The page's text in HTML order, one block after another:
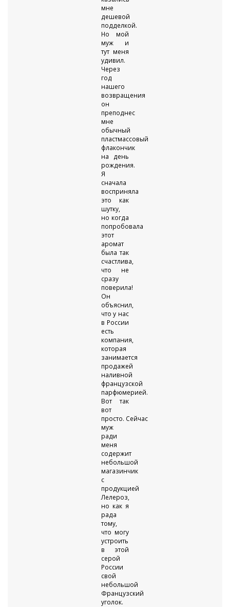
мне
дешевой
подделкой.
Но мой
муж и
тут меня
удивил.
Через
год
нашего
возвращения
он
преподнес
мне
обычный
пластмассовый
флакончик
на день
рождения.
Я
сначала
восприняла
это как
шутку,
но когда
попробовала
этот
аромат
была так
счастлива,
что не
сразу
поверила!
Он
объяснил,
что у нас
в России
есть
компания,
которая
занимается
продажей
наливной
французской
парфюмерией.
Вот так
вот
просто. Сейчас
муж
ради
меня
содержит
небольшой
магазинчик
с
продукцией
Лелероз,
но как я
рада
тому,
что могу
устроить
в этой
серой
России
свой
небольшой
Французский
уголок.